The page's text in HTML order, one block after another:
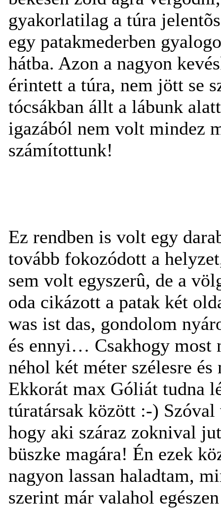
gyakorlatilag a túra
egy patakmederben
hátba. Azon a nagyon
érintett a túra, nem jött se
tócsákban állt a lábunk
igazából nem volt mindez
számítottunk!
Ez rendben is volt egy
tovább fokozódott a
sem volt egyszerû, de a
oda cikázott a patak két
was ist das, gondolom
és ennyi… Csakhogy most
néhol két méter szélesre
Ekkorát max Góliát tudna
túratársak között :-)
hogy aki száraz zoknival
büszke magára! Én ezek
nagyon lassan haladtam,
szerint már valahol